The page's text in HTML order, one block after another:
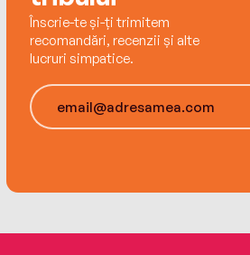
Înscrie-te și-ți trimitem
recomandări, recenzii și alte
lucruri simpatice.